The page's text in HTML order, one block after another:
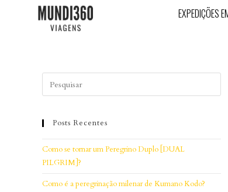
EXPEDIÇÕES
Posts Recentes
Como se tornar um Peregrino Duplo [DUAL
PILGRIM]?
Como é a peregrinação milenar de Kumano Kodo?